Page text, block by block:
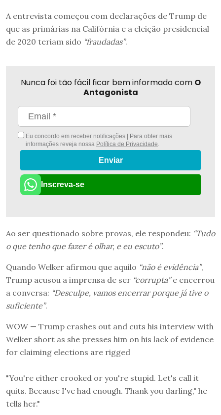
A entrevista começou com declarações de Trump de
que as primárias na Califórnia e a eleição presidencial
de 2020 teriam sido “fraudadas”.
Nunca foi tão fácil ficar bem informado com O
Antagonista
Eu concordo em receber notificações | Para obter mais
informações reveja nossa Política de Privacidade.
Enviar
Inscreva-se
Ao ser questionado sobre provas, ele respondeu: “Tudo
o que tenho que fazer é olhar, e eu escuto”.
Quando Welker afirmou que aquilo “não é evidência”,
Trump acusou a imprensa de ser “corrupta”e encerrou
a conversa: “Desculpe, vamos encerrar porque já tive o
suficiente”.
WOW — Trump crashes out and cuts his interview with
Welker short as she presses him on his lack of evidence
for claiming elections are rigged
"You're either crooked or you're stupid. Let's call it
quits. Because I've had enough. Thank you darling," he
tells her."